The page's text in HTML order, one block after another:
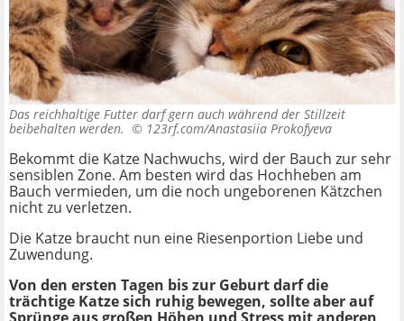
Das reichhaltige Futter darf gern auch während der Stillzeit
beibehalten werden. © 123rf.com/Anastasiia Prokofyeva
Bekommt die Katze Nachwuchs, wird der Bauch zur sehr
sensiblen Zone. Am besten wird das Hochheben am
Bauch vermieden, um die noch ungeborenen Kätzchen
nicht zu verletzen.
Die Katze braucht nun eine Riesenportion Liebe und
Zuwendung.
Von den ersten Tagen bis zur Geburt darf die
trächtige Katze sich ruhig bewegen, sollte aber auf